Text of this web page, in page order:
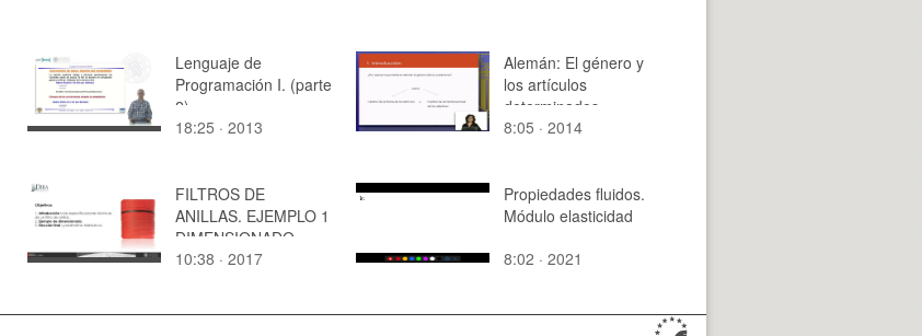
Lenguaje de
Programación I. (parte
2)
18:25 · 2013
Alemán: El género y
los artículos
determinados
8:05 · 2014
FILTROS DE
ANILLAS. EJEMPLO 1
DIMENSIONADO
10:38 · 2017
Propiedades fluidos.
Módulo elasticidad
8:02 · 2021